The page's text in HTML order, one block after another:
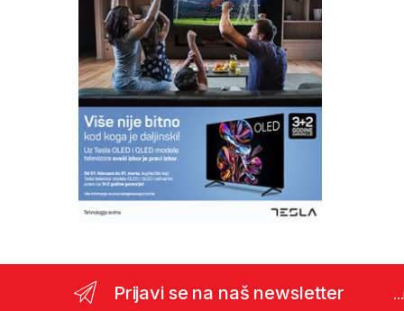
Prijavi se na naš newsletter